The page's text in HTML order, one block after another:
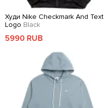
Худи Nike Checkmark And Text
Logo Black
5990 RUB